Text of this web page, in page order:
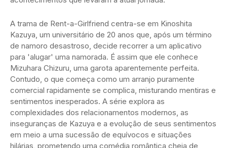
A trama de Rent-a-Girlfriend centra-se em Kinoshita
Kazuya, um universitário de 20 anos que, após um término
de namoro desastroso, decide recorrer a um aplicativo
para 'alugar' uma namorada. É assim que ele conhece
Mizuhara Chizuru, uma garota aparentemente perfeita.
Contudo, o que começa como um arranjo puramente
comercial rapidamente se complica, misturando mentiras e
sentimentos inesperados. A série explora as
complexidades dos relacionamentos modernos, as
inseguranças de Kazuya e a evolução de seus sentimentos
em meio a uma sucessão de equívocos e situações
hilárias, prometendo uma comédia romântica cheia de